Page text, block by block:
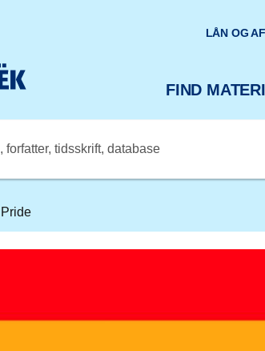
Gå til Det Kongelige Biblioteks hjemmeside
FIND
tidsskrift, database
LÅN OG
Pride